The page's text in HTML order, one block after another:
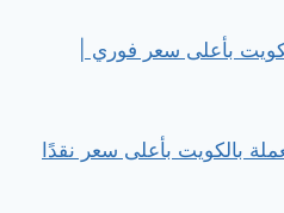
بأعلى سعر فوري |
بالكويت بأعلى سعر نقدًا